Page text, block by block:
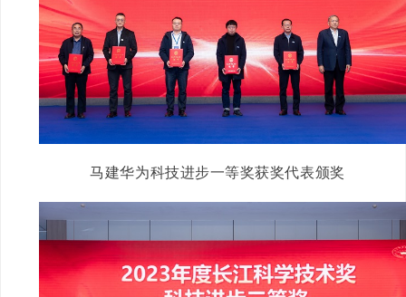
马建华为科技进步一等奖获奖代表颁奖